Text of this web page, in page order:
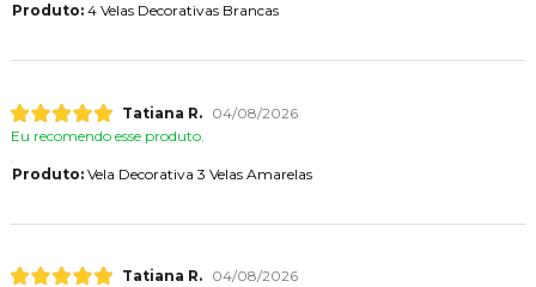
Produto:4 Velas Decorativas Brancas
Tatiana R.
04/08/2026
Eu recomendo esse produto.
Produto:Vela Decorativa 3 Velas Amarelas
Tatiana R.
04/08/2026